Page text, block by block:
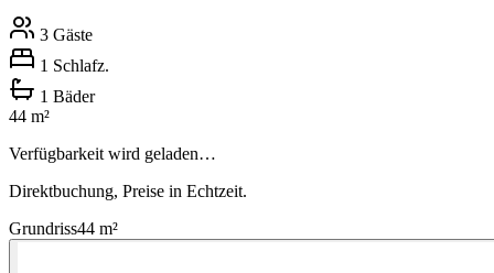
3 Gäste
1 Schlafz.
1 Bäder
44 m²
Verfügbarkeit wird geladen…
Direktbuchung, Preise in Echtzeit.
Grundriss44 m²